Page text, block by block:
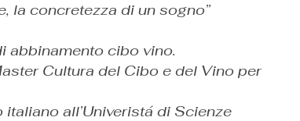
la concretezza di un sogno”
abbinamento cibo vino.
Cultura del Cibo e del Vino per
all’Univeristá di Scienze